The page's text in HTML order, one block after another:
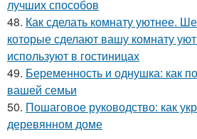
лучших способов
48. Как сделать комнату уютнее.
которые сделают вашу комнату
используют в гостиницах
49. Беременность и однушка: как
вашей семьи
50. Пошаговое руководство: как
деревянном доме